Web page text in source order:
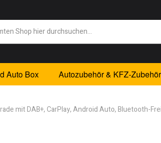
Auto Box Autozubehör & KFZ-Zubehör
mit DAB+, CarPlay, Android Auto, Bluetooth-